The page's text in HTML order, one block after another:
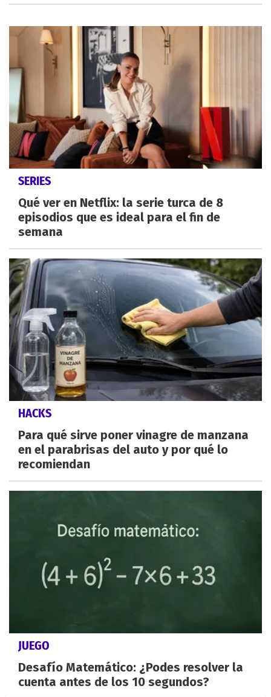
SERIES
Qué ver en Netflix: la serie turca de 8
episodios que es ideal para el fin de
semana
HACKS
Para qué sirve poner vinagre de manzana
en el parabrisas del auto y por qué lo
recomiendan
JUEGO
Desafío Matemático: ¿Podes resolver la
cuenta antes de los 10 segundos?